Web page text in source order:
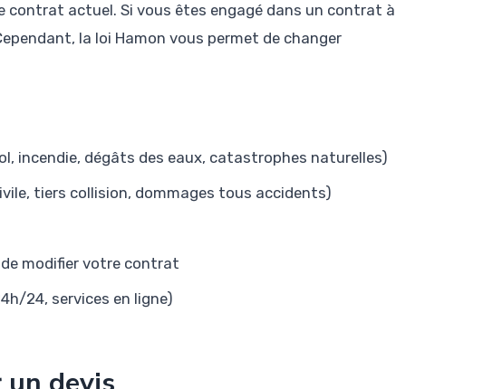
contrat actuel. Si vous êtes engagé dans un contrat à
la loi Hamon vous permet de changer
incendie, dégâts des eaux, catastrophes naturelles)
tiers collision, dommages tous accidents)
modifier votre contrat
24, services en ligne)